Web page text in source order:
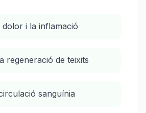
dolor i la inflamació
regeneració de teixits
sanguínia